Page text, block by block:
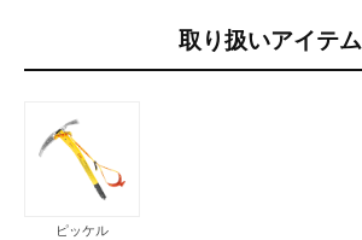
取り扱いアイテム
ピッケル